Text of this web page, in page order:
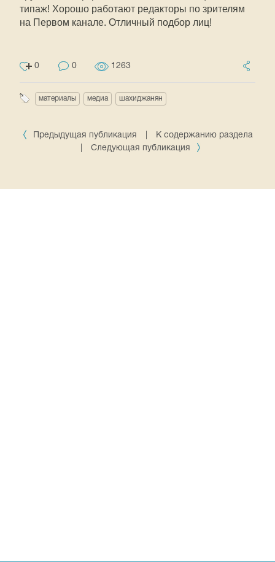
типаж! Хорошо работают редакторы по зрителям
на Первом канале. Отличный подбор лиц!
0 0 1263
материалы медиа шахиджанян
Предыдущая публикация
К содержанию раздела
Следующая публикация